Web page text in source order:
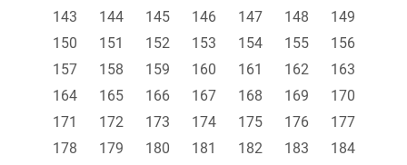
143
144 145 146 147 148
149
150
151 152 153 154 155
156
157
158 159 160 161 162
163
164
165 166 167 168 169
170
171
172 173 174 175 176
177
178
179 180 181 182 183
184